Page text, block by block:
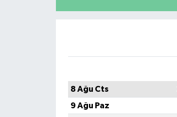
8 Ağu Cts
9 Ağu Paz